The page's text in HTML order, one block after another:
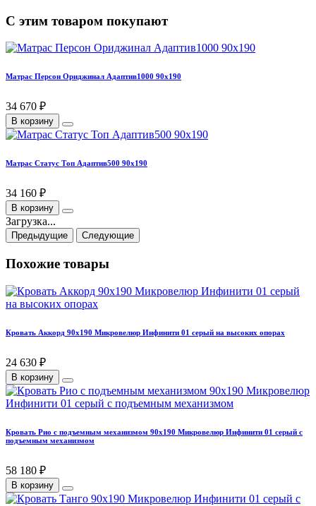
С этим товаром покупают
Матрас Персон Ориджинал Адаптив1000 90х190
34 670 ₽
В корзину
Матрас Статус Топ Адаптив500 90х190
34 160 ₽
В корзину
Загрузка...
Предыдущие Следующие
Похожие товары
Кровать Аккорд 90х190 Микровелюр Инфинити 01 серый на высоких опорах
24 630 ₽
В корзину
Кровать Рио с подъемным механизмом 90х190 Микровелюр Инфинити 01 серый с
подъемным механизмом
58 180 ₽
В корзину